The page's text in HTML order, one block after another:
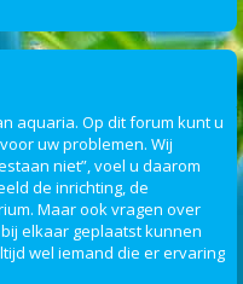
aquaria. Op dit forum kunt u
uw problemen. Wij
niet”, voel u daarom
de inrichting, de
Maar ook vragen over
elkaar geplaatst kunnen
wel iemand die er ervaring